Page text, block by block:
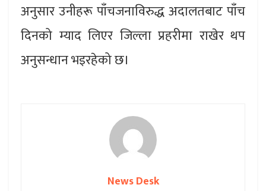
अनुसार उनीहरू पाँचजनाविरुद्ध अदालतबाट पाँच
दिनको म्याद लिएर जिल्ला प्रहरीमा राखेर थप
अनुसन्धान भइरहेको छ।
News Desk